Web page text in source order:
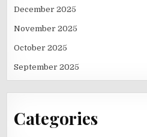
December 2025
November 2025
October 2025
September 2025
Categories